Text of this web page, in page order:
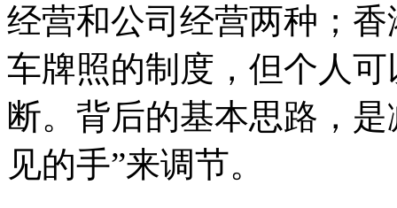
经营和公司经营两种；
车牌照的制度，但个人
断。背后的基本思路，
见的手”来调节。